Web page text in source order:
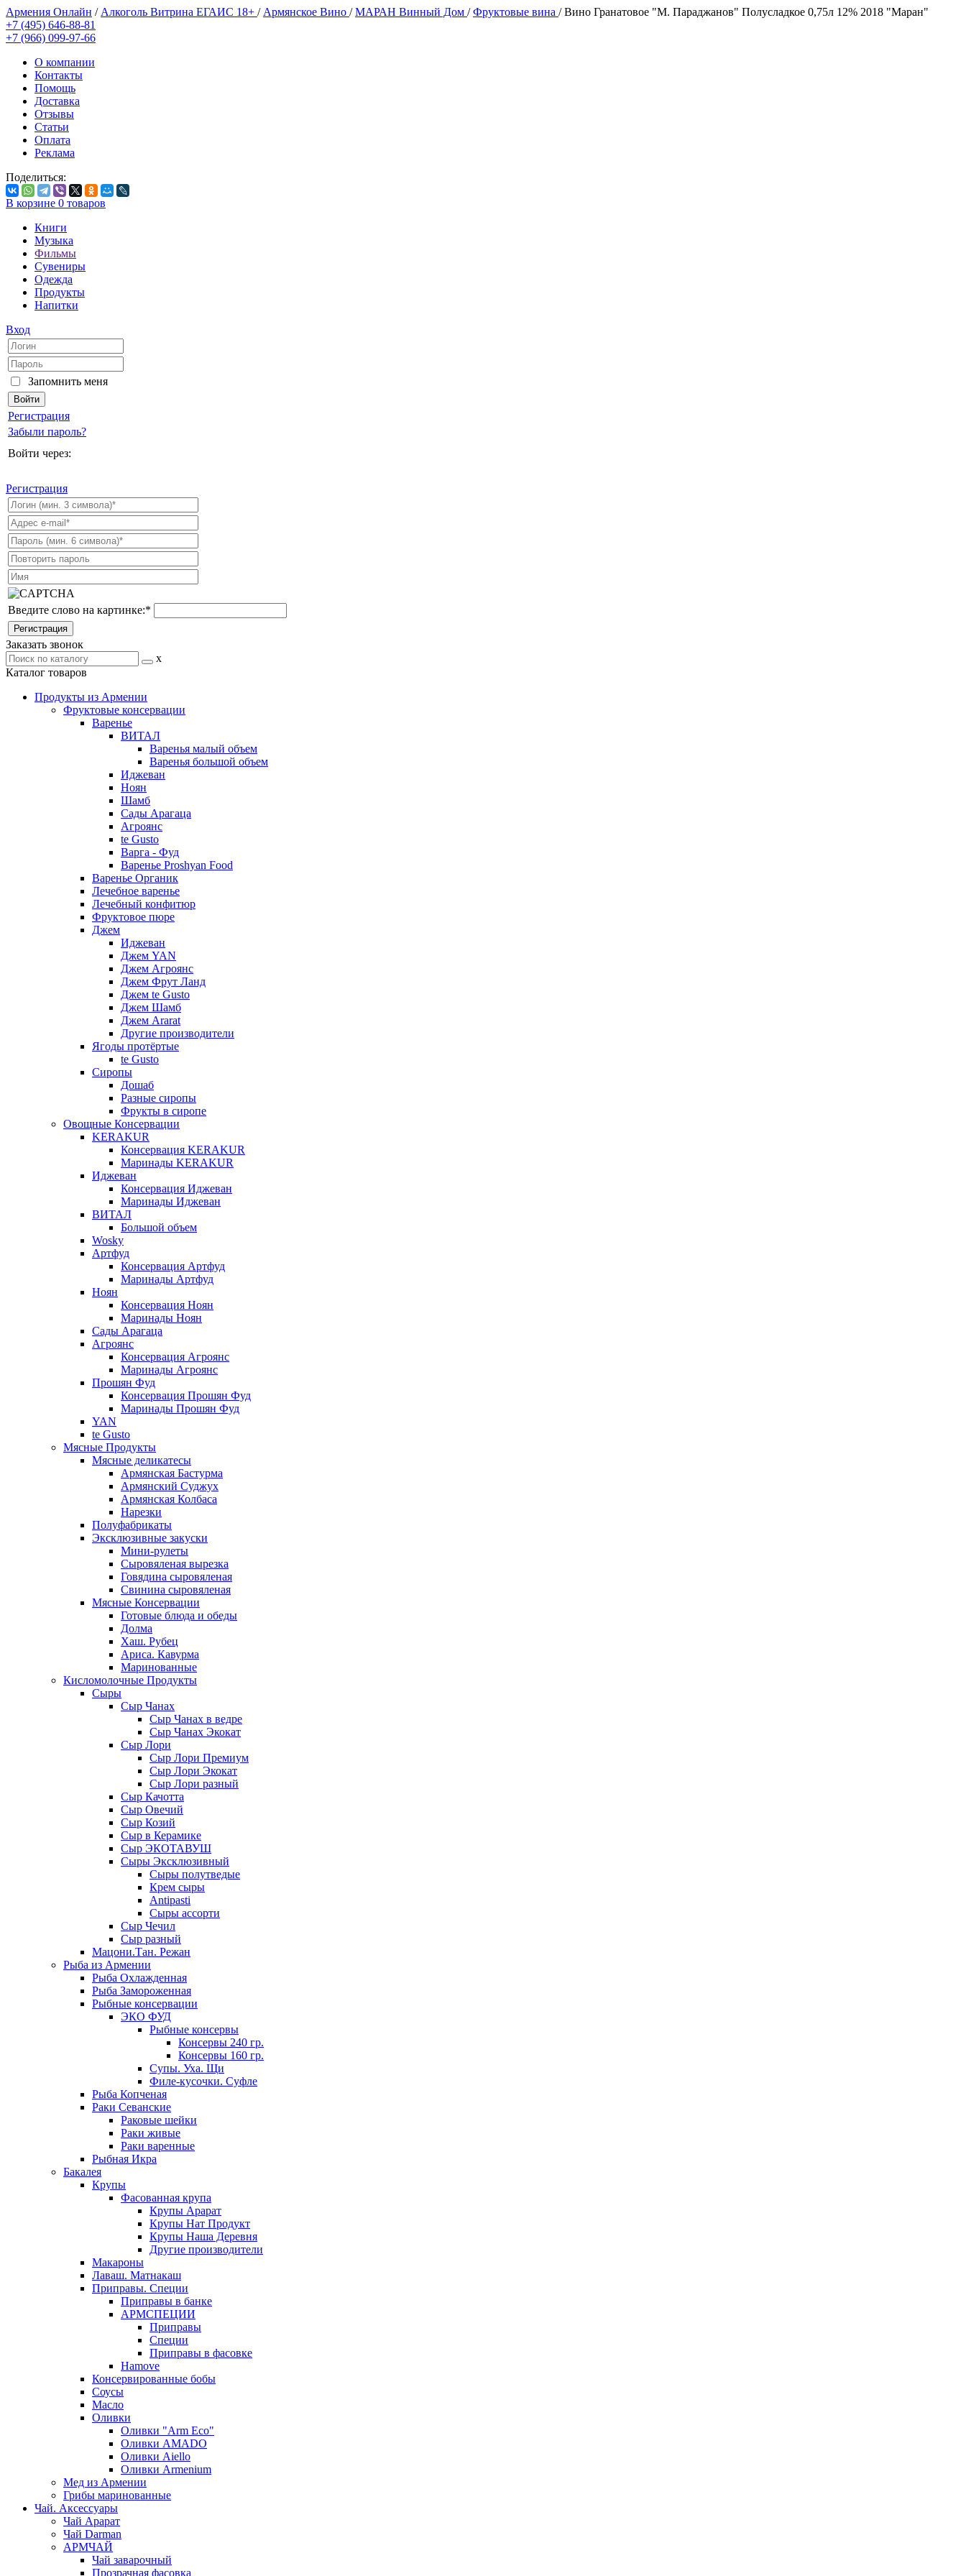
Армения Онлайн / Алкоголь Витрина ЕГАИС 18+ / Армянское Вино /МАРАН Винный Дом /Фруктовые вина /Вино Гранатовое "М. Параджанов" Полусладкое 0,75л 12% 2018 "Маран"
+7 (495) 646-88-81
+7 (966) 099-97-66
О компании
Контакты
Помощь
Доставка
Отзывы
Статьи
Оплата
Реклама
Поделиться:
В корзине 0 товаров
Книги
Музыка
Фильмы
Сувениры
Одежда
Продукты
Напитки
Вход
Запомнить меня
Регистрация
Забыли пароль?
Войти через:
Регистрация
Введите слово на картинке:*
Заказать звонок
x
Каталог товаров
Продукты из Армении
Фруктовые консервации
Варенье
ВИТАЛ
Варенья малый объем
Варенья большой объем
Иджеван
Ноян
Шамб
Сады Арагаца
Агроянс
te Gusto
Варга - Фуд
Варенье Proshyan Food
Варенье Органик
Лечебное варенье
Лечебный конфитюр
Фруктовое пюре
Джем
Иджеван
Джем YAN
Джем Агроянс
Джем Фрут Ланд
Джем te Gusto
Джем Шамб
Джем Ararat
Другие производители
Ягоды протёртые
te Gusto
Сиропы
Дошаб
Разные сиропы
Фрукты в сиропе
Овощные Консервации
KERAKUR
Консервация KERAKUR
Маринады KERAKUR
Иджеван
Консервация Иджеван
Маринады Иджеван
ВИТАЛ
Большой объем
Wosky
Артфуд
Консервация Артфуд
Маринады Артфуд
Ноян
Консервация Ноян
Маринады Ноян
Сады Арагаца
Агроянс
Консервация Агроянс
Маринады Агроянс
Прошян Фуд
Консервация Прошян Фуд
Маринады Прошян Фуд
YAN
te Gusto
Мясные Продукты
Мясные деликатесы
Армянская Бастурма
Армянский Суджух
Армянская Колбаса
Нарезки
Полуфабрикаты
Эксклюзивные закуски
Мини-рулеты
Сыровяленая вырезка
Говядина сыровяленая
Свинина сыровяленая
Мясные Консервации
Готовые блюда и обеды
Долма
Хаш. Рубец
Ариса. Кавурма
Маринованные
Кисломолочные Продукты
Сыры
Сыр Чанах
Сыр Чанах в ведре
Сыр Чанах Экокат
Сыр Лори
Сыр Лори Премиум
Сыр Лори Экокат
Сыр Лори разный
Сыр Качотта
Сыр Овечий
Сыр Козий
Сыр в Керамике
Сыр ЭКОТАВУШ
Сыры Эксклюзивный
Сыры полутведые
Крем сыры
Antipasti
Сыры ассорти
Сыр Чечил
Сыр разный
Мацони.Тан. Режан
Рыба из Армении
Рыба Охлажденная
Рыба Замороженная
Рыбные консервации
ЭКО ФУД
Рыбные консервы
Консервы 240 гр.
Консервы 160 гр.
Супы. Уха. Щи
Филе-кусочки. Суфле
Рыба Копченая
Раки Севанские
Раковые шейки
Раки живые
Раки варенные
Рыбная Икра
Бакалея
Крупы
Фасованная крупа
Крупы Арарат
Крупы Нат Продукт
Крупы Наша Деревня
Другие производители
Макароны
Лаваш. Матнакаш
Приправы. Специи
Приправы в банке
АРМСПЕЦИИ
Приправы
Специи
Приправы в фасовке
Hamove
Консервированные бобы
Соусы
Масло
Оливки
Оливки "Arm Eco"
Оливки AMADO
Оливки Aiello
Оливки Armenium
Мед из Армении
Грибы маринованные
Чай. Аксессуары
Чай Арарат
Чай Darman
АРМЧАЙ
Чай заварочный
Прозрачная фасовка